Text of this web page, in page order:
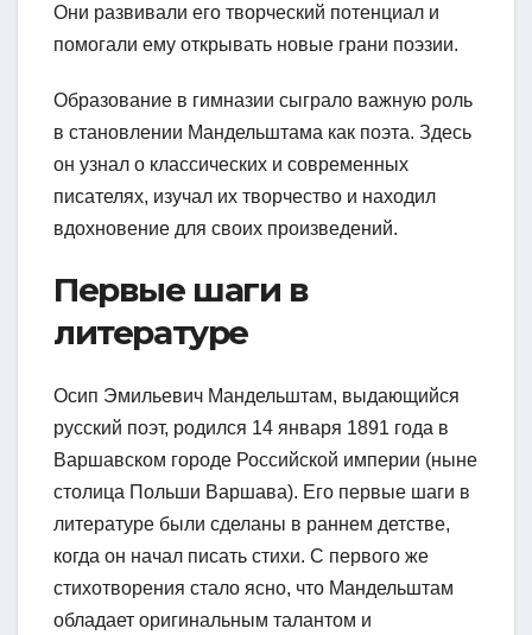
Они развивали его творческий потенциал и
помогали ему открывать новые грани поэзии.
Образование в гимназии сыграло важную роль
в становлении Мандельштама как поэта. Здесь
он узнал о классических и современных
писателях, изучал их творчество и находил
вдохновение для своих произведений.
Первые шаги в
литературе
Осип Эмильевич Мандельштам, выдающийся
русский поэт, родился 14 января 1891 года в
Варшавском городе Российской империи (ныне
столица Польши Варшава). Его первые шаги в
литературе были сделаны в раннем детстве,
когда он начал писать стихи. С первого же
стихотворения стало ясно, что Мандельштам
обладает оригинальным талантом и